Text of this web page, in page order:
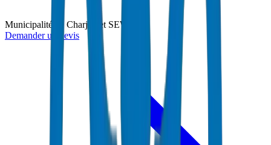
Municipalité de Charjah et SEWA
Demander un devis